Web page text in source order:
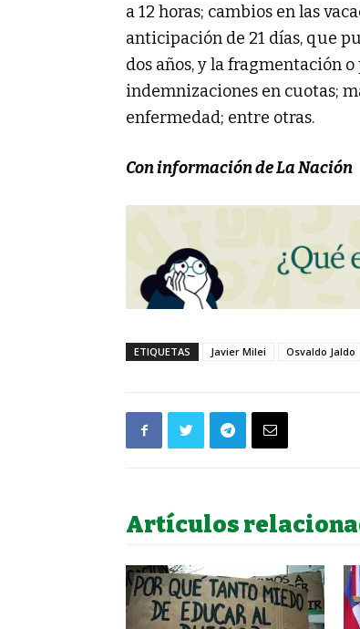
a 12 horas; cambios en las
anticipación de 21 días, que
dos años, y la fragmentación
indemnizaciones en cuotas;
enfermedad; entre otras.
Con información de La Nación
ETIQUETAS Javier Milei Osvaldo Jaldo
Artículos